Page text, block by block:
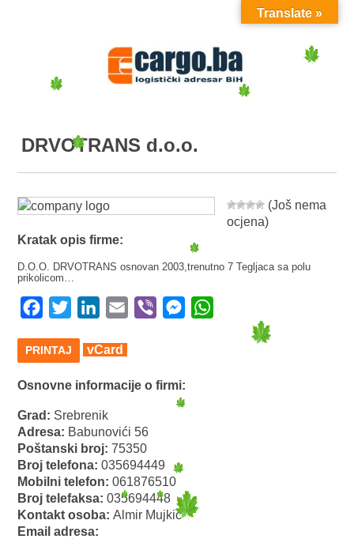
MENU
DRVOTRANS d.o.o.
(Još nema
ocjena)
Kratak opis firme:
D.O.O. DRVOTRANS osnovan 2003,trenutno 7 Tegljaca sa polu
prikolicom…
Facebook
Twitter LinkedIn
Email Viber Messenger
PRINTAJ vCard
Osnovne informacije o firmi:
Grad: Srebrenik
Adresa: Babunovići 56
Poštanski broj:75350
Broj telefona:035694449
Mobilni telefon:061876510
Broj telefaksa:035694448
Kontakt osoba:Almir Mujkić
Email adresa:
Translate »